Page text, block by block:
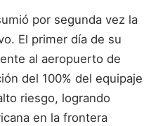
por segunda vez la
El primer día de su
al aeropuerto de
del 100% del equipaje
riesgo, logrando
en la frontera